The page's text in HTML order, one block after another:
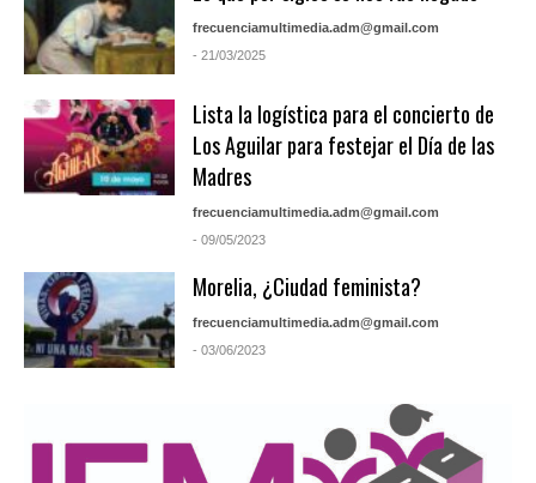
frecuenciamultimedia.adm@gmail.com
- 21/03/2025
Lista la logística para el concierto de
Los Aguilar para festejar el Día de las
Madres
frecuenciamultimedia.adm@gmail.com
- 09/05/2023
Morelia, ¿Ciudad feminista?
frecuenciamultimedia.adm@gmail.com
- 03/06/2023